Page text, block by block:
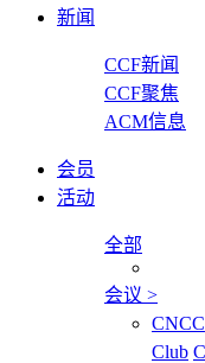
新闻
CCF新闻
CCF聚焦
ACM信息
会员
活动
全部
会议 >
CNCC
Club